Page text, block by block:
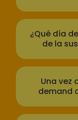
¿Qué día
de la
Una vez
demand